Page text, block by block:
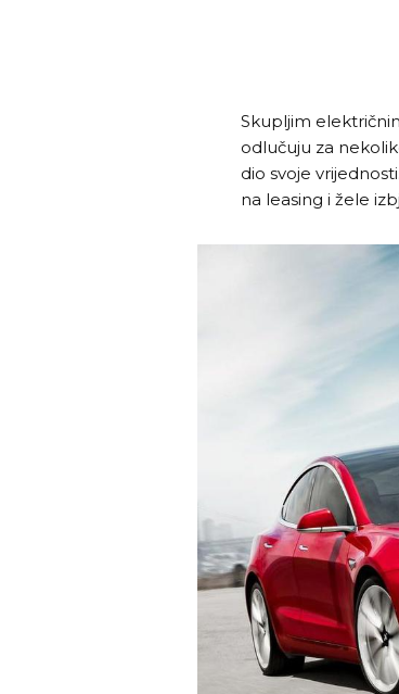
Skupljim
odlučuju za
dio svoje
na leasing i žele